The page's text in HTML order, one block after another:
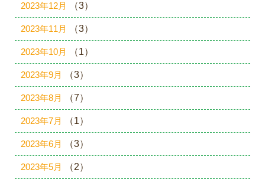
2023年12月 （3）
2023年11月 （3）
2023年10月 （1）
2023年9月 （3）
2023年8月 （7）
2023年7月 （1）
2023年6月 （3）
2023年5月 （2）